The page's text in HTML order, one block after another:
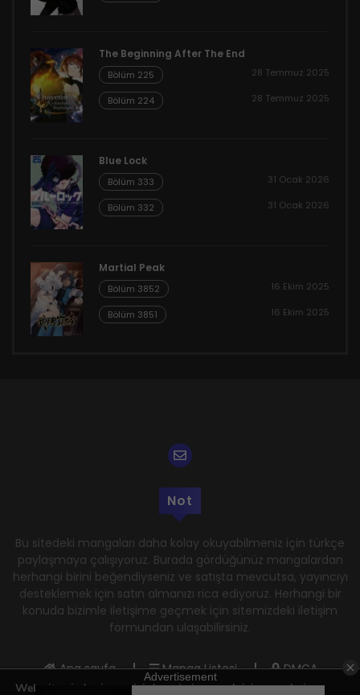
The Beginning After The End
Bölüm 225 28 Temmuz 2025
Bölüm 224 28 Temmuz 2025
Blue Lock
Bölüm 333 31 Ocak 2026
Bölüm 332 31 Ocak 2026
Martial Peak
Bölüm 3852 16 Ekim 2025
Bölüm 3851 16 Ekim 2025
Not
Bu sitedeki mangaları daha kolay okuyabilmeniz için türkçe
paylaşmaya çalışıyoruz. Burada gördüğünüz mangalardan
herhangi birini beğendiyseniz ve satışta mevcutsa, yayıncıyı
desteklemek için satın almanızı rica ediyoruz. Herhangi bir
konuda bizimle iletişime geçmek için sitemizdeki iletişim
formundan ulaşabilirsiniz.
Ana sayfa Manga Listesi
DMCA
Gizlilik Politikası
Kullanım Şartları
Web sitemizde size en iyi deneyimi sunmak için çerezleri